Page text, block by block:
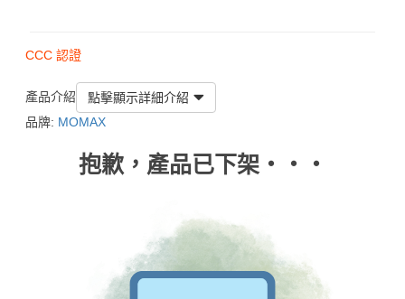
CCC 認證
產品介紹
點擊顯示詳細介紹
品牌: MOMAX
抱歉，產品已下架‧‧‧